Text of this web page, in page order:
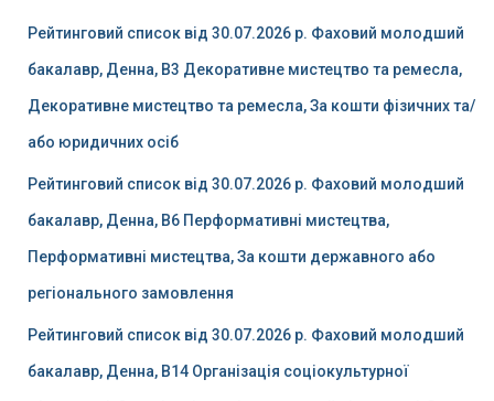
Рейтинговий список від 30.07.2026 р. Фаховий молодший
бакалавр, Денна, B3 Декоративне мистецтво та ремесла,
Декоративне мистецтво та ремесла, За кошти фізичних та/
або юридичних осіб
Рейтинговий список від 30.07.2026 р. Фаховий молодший
бакалавр, Денна, B6 Перформативні мистецтва,
Перформативні мистецтва, За кошти державного або
регіонального замовлення
Рейтинговий список від 30.07.2026 р. Фаховий молодший
бакалавр, Денна, B14 Організація соціокультурної